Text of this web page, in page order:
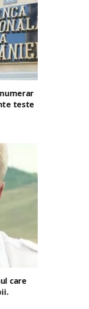
teste
care